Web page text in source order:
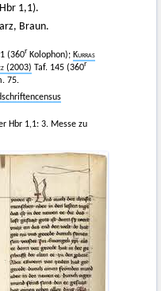
1,1).
Braun.
(360r Kolophon); Kurras
(2003) Taf. 145 (360r
75.
Hbr 1,1: 3. Messe zu